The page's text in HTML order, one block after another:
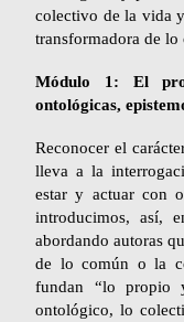
colectivo de la vida
transformadora de lo
Módulo 1: El
ontológicas,
Reconocer el
lleva a la
estar y actuar con
introducimos, así,
abordando autoras
de lo común o la
fundan “lo propio
ontológico, lo